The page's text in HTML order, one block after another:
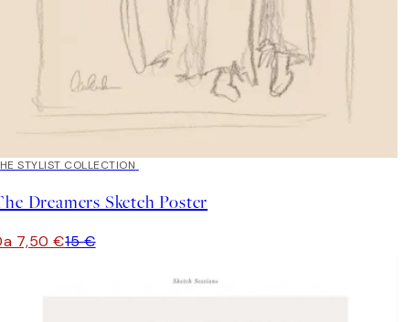
STYLIST COLLECTION
Dreamers Sketch Poster
7,50 €15 €